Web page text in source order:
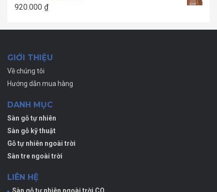
920.000 ₫
GIỚI THIỆU
Về chúng tôi
Hướng dẫn mua hàng
DANH MỤC
Sàn gỗ tự nhiên
Sàn gỗ kỹ thuật
Gỗ tự nhiên ngoài trời
Sàn tre ngoài trời
LIÊN HỆ